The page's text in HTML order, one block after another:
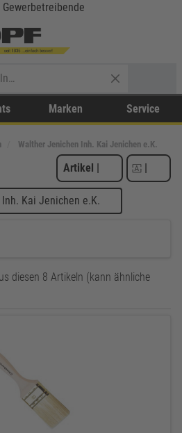
Marken Service
Walther Jenichen Inh. Kai Jenichen e.K.
Artikel | |
Kai Jenichen e.K.
diesen 8 Artikeln (kann ähnliche